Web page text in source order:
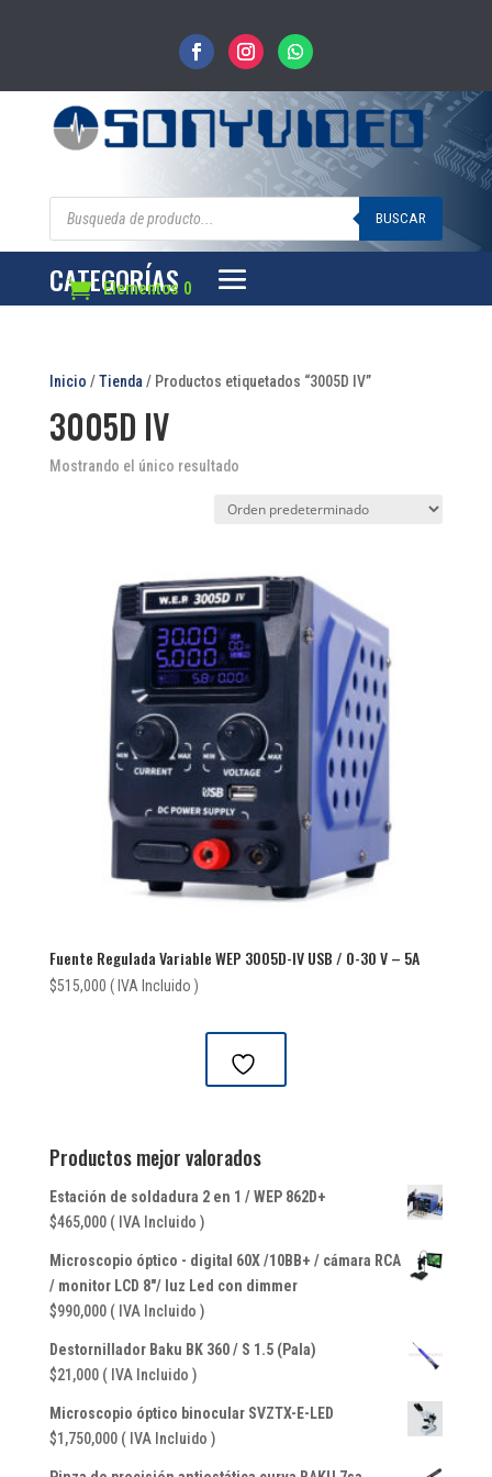
Búsqueda
BUSCAR
Elementos 0
CATEGORÍAS
Inicio /Tienda / Productos etiquetados “3005D IV”
3005D IV
Mostrando el único resultado
Fuente Regulada Variable WEP 3005D-IV USB / 0-30 V – 5A
$515,000 ( IVA Incluido )
Productos mejor valorados
Estación de soldadura 2 en 1 / WEP 862D+
$465,000 ( IVA Incluido )
Microscopio óptico - digital 60X /10BB+ / cámara RCA
/ monitor LCD 8"/ luz Led con dimmer
$990,000 ( IVA Incluido )
Destornillador Baku BK 360 / S 1.5 (Pala)
$21,000 ( IVA Incluido )
Microscopio óptico binocular SVZTX-E-LED
$1,750,000 ( IVA Incluido )